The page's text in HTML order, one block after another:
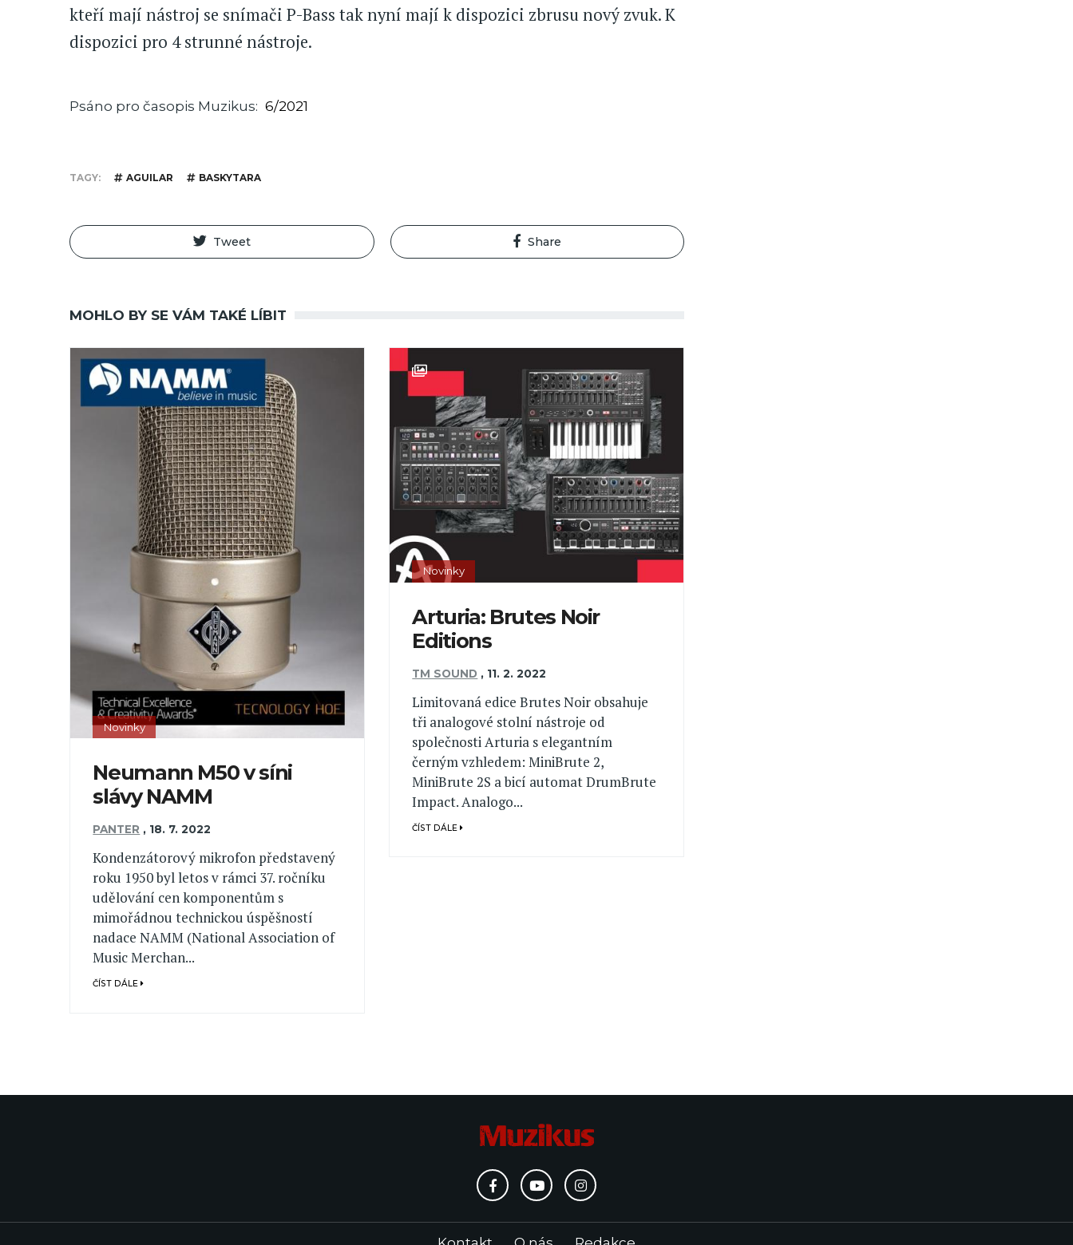
kteří mají nástroj se snímači P-Bass tak nyní mají k dispozici zbrusu nový zvuk. K
dispozici pro 4 strunné nástroje.
Psáno pro časopis Muzikus 6/2021
TAGY AGUILAR BASKYTARA
Tweet Share
MOHLO BY SE VÁM TAKÉ LÍBIT
Novinky
Neumann M50 v síni
slávy NAMM
PANTER , 18. 7. 2022
Kondenzátorový mikrofon představený
roku 1950 byl letos v rámci 37. ročníku
udělování cen komponentům s
mimořádnou technickou úspěšností
nadace NAMM (National Association of
Music Merchan...
ČÍST DÁLE
Novinky
Arturia: Brutes Noir
Editions
TM SOUND , 11. 2. 2022
Limitovaná edice Brutes Noir obsahuje
tři analogové stolní nástroje od
společnosti Arturia s elegantním
černým vzhledem: MiniBrute 2,
MiniBrute 2S a bicí automat DrumBrute
Impact. Analogo...
ČÍST DÁLE